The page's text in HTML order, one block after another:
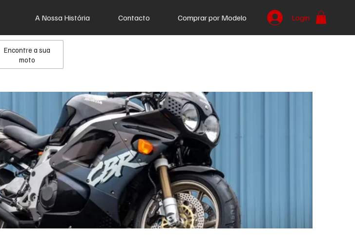
A Nossa História Contacto Comprar por Modelo Login
Encontre a sua
moto